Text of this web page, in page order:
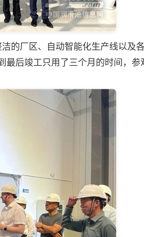
厂区、自动智能化生产线以及
最后竣工只用了三个月的时间，参